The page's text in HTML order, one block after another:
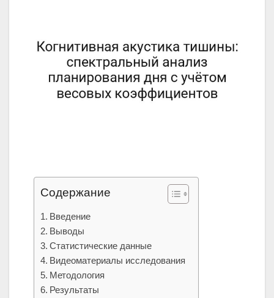
Содержание
Введение
Выводы
Статистические данные
Видеоматериалы исследования
Методология
Результаты